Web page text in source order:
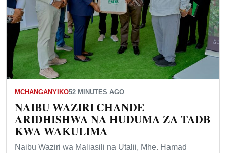
MCHANGANYIKO52 MINUTES AGO
NAIBU WAZIRI CHANDE
ARIDHISHWA NA HUDUMA ZA TADB
KWA WAKULIMA
Naibu Waziri wa Maliasili na Utalii, Mhe. Hamad